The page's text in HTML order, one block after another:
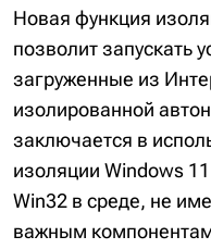
Новая функция
позволит запускать
загруженные из
изолированной
заключается в
изоляции Windows
Win32 в среде, не
важным